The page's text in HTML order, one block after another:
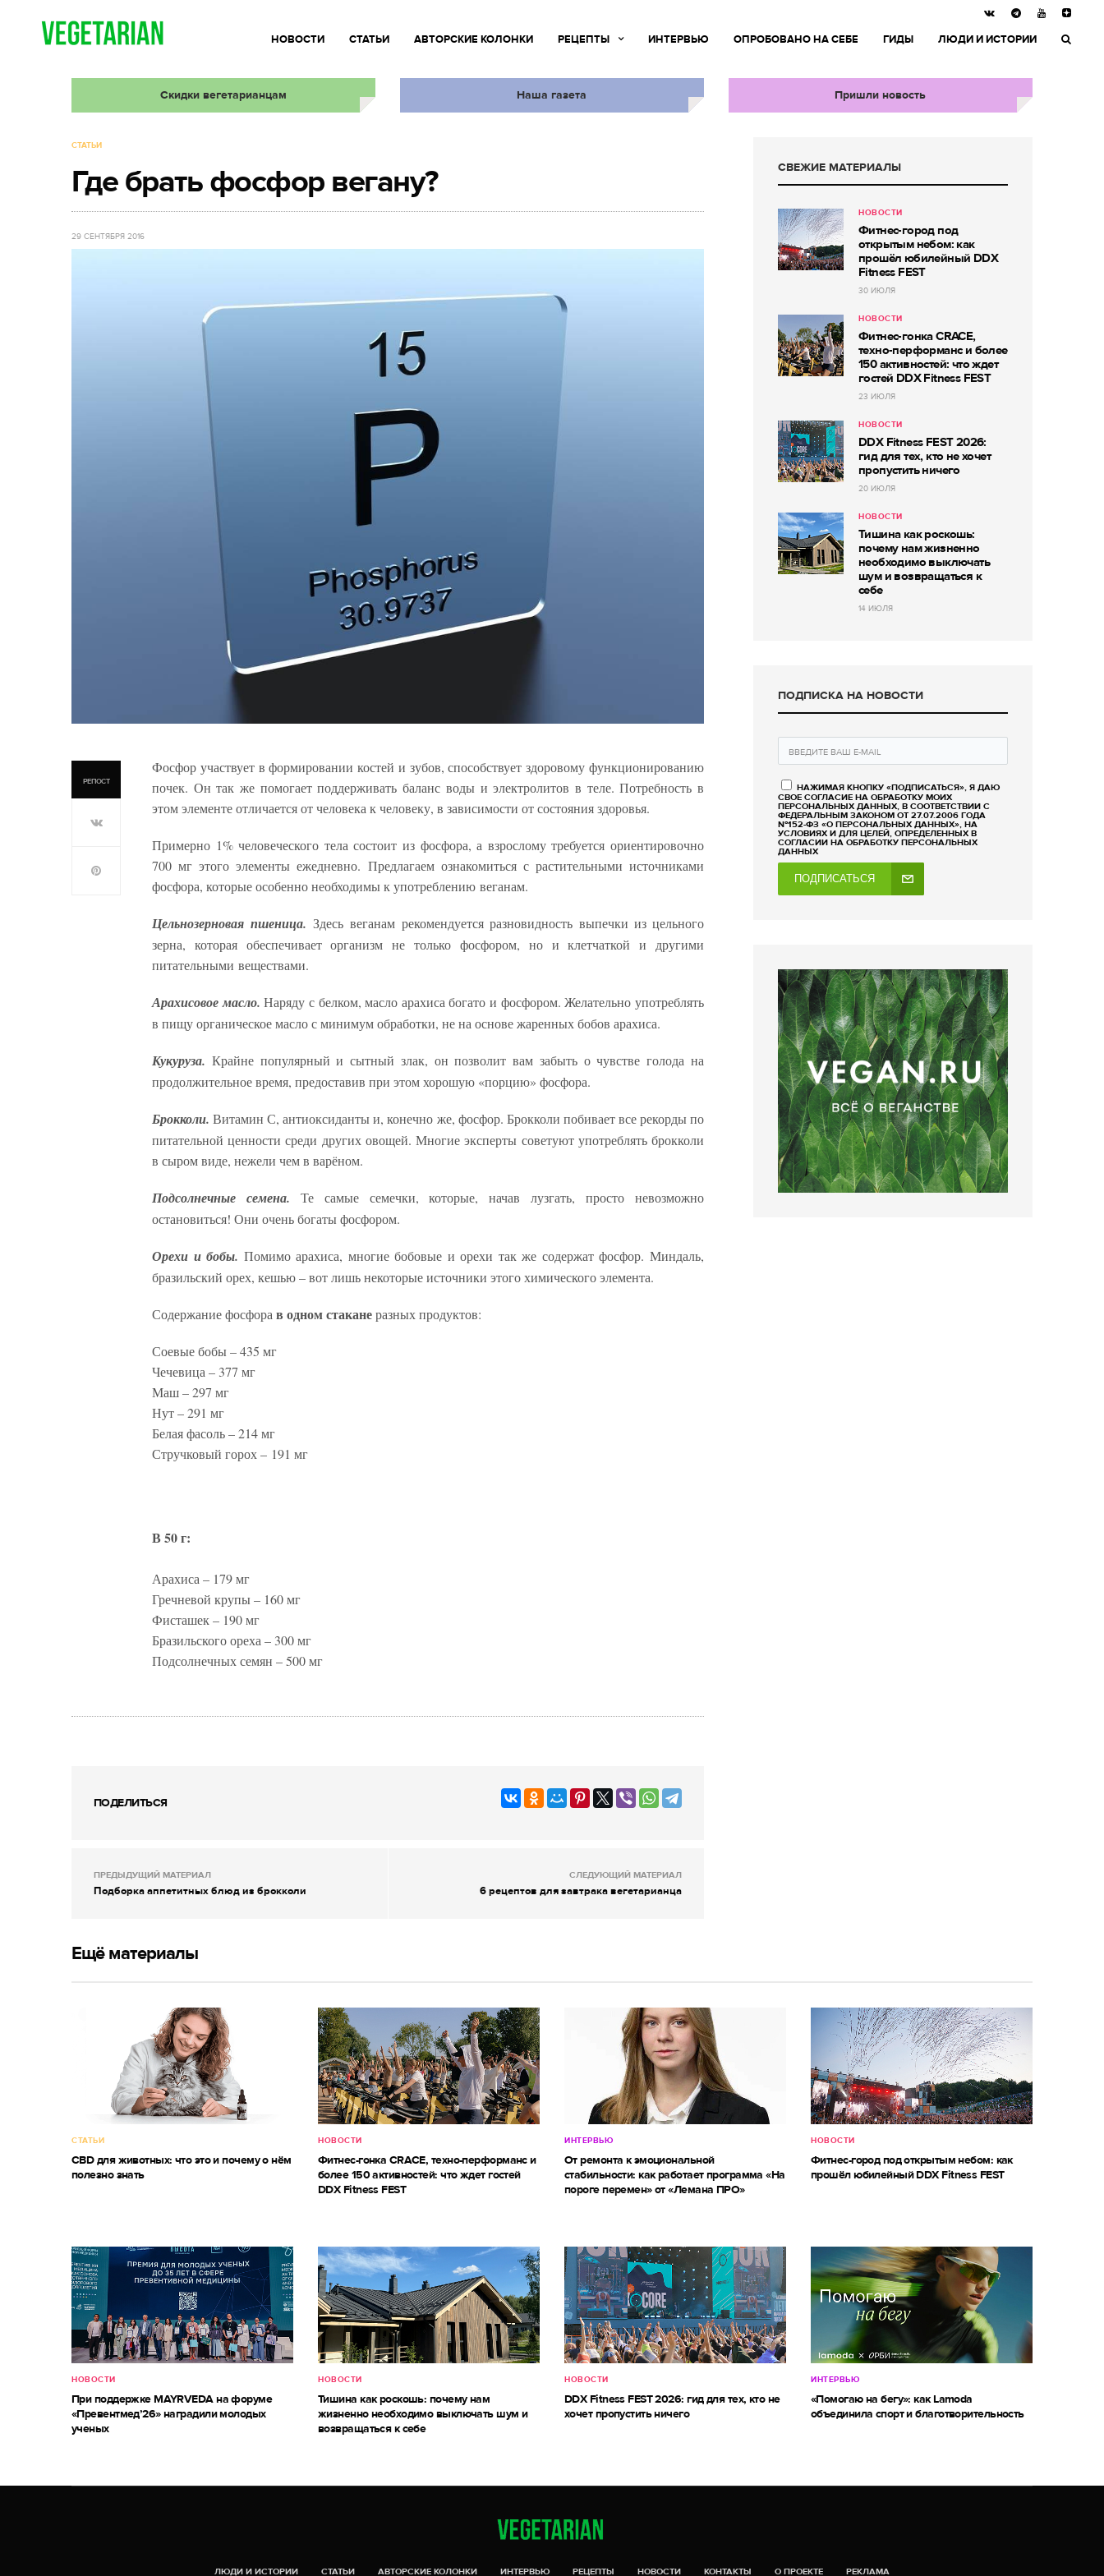
НОВОСТИ СТАТЬИ АВТОРСКИЕ КОЛОНКИ РЕЦЕПТЫ ИНТЕРВЬЮ ОПРОБОВАНО НА СЕБЕ ГИДЫ ЛЮДИ И ИСТОРИИ
Скидки вегетарианцам Наша газета Пришли новость
СТАТЬИ
Где брать фосфор вегану?
29 СЕНТЯБРЯ 2016
РЕПОСТ
Фосфор участвует в формировании костей и зубов, способствует здоровому функционированию
почек. Он так же помогает поддерживать баланс воды и электролитов в теле. Потребность в
этом элементе отличается от человека к человеку, в зависимости от состояния здоровья.
Примерно 1% человеческого тела состоит из фосфора, а взрослому требуется ориентировочно
700 мг этого элементы ежедневно. Предлагаем ознакомиться с растительными источниками
фосфора, которые особенно необходимы к употреблению веганам.
Цельнозерновая пшеница. Здесь веганам рекомендуется разновидность выпечки из цельного
зерна, которая обеспечивает организм не только фосфором, но и клетчаткой и другими
питательными веществами.
Арахисовое масло. Наряду с белком, масло арахиса богато и фосфором. Желательно употреблять
в пищу органическое масло с минимум обработки, не на основе жаренных бобов арахиса.
Кукуруза. Крайне популярный и сытный злак, он позволит вам забыть о чувстве голода на
продолжительное время, предоставив при этом хорошую «порцию» фосфора.
Брокколи. Витамин С, антиоксиданты и, конечно же, фосфор. Брокколи побивает все рекорды по
питательной ценности среди других овощей. Многие эксперты советуют употреблять брокколи
в сыром виде, нежели чем в варёном.
Подсолнечные семена. Те самые семечки, которые, начав лузгать, просто невозможно
остановиться! Они очень богаты фосфором.
Орехи и бобы. Помимо арахиса, многие бобовые и орехи так же содержат фосфор. Миндаль,
бразильский орех, кешью – вот лишь некоторые источники этого химического элемента.
Содержание фосфора в одном стаканеразных продуктов:
Соевые бобы – 435 мг
Чечевица – 377 мг
Маш – 297 мг
Нут – 291 мг
Белая фасоль – 214 мг
Стручковый горох – 191 мг
В 50 г:
Арахиса – 179 мг
Гречневой крупы – 160 мг
Фисташек – 190 мг
Бразильского ореха – 300 мг
Подсолнечных семян – 500 мг
ПОДЕЛИТЬСЯ
ПРЕДЫДУЩИЙ МАТЕРИАЛ
Подборка аппетитных блюд из брокколи
СЛЕДУЮЩИЙ МАТЕРИАЛ
6 рецептов для завтрака вегетарианца
СВЕЖИЕ МАТЕРИАЛЫ
НОВОСТИ
Фитнес-город под
открытым небом: как
прошёл юбилейный DDX
Fitness FEST
30 ИЮЛЯ
НОВОСТИ
Фитнес-гонка CRACE,
техно-перформанс и более
150 активностей: что ждет
гостей DDX Fitness FEST
23 ИЮЛЯ
НОВОСТИ
DDX Fitness FEST 2026:
гид для тех, кто не хочет
пропустить ничего
20 ИЮЛЯ
НОВОСТИ
Тишина как роскошь:
почему нам жизненно
необходимо выключать
шум и возвращаться к
себе
14 ИЮЛЯ
ПОДПИСКА НА НОВОСТИ
НАЖИМАЯ КНОПКУ «ПОДПИСАТЬСЯ», Я ДАЮ
СВОЕ СОГЛАСИЕ НА ОБРАБОТКУ МОИХ
ПЕРСОНАЛЬНЫХ ДАННЫХ, В СООТВЕТСТВИИ С
ФЕДЕРАЛЬНЫМ ЗАКОНОМ ОТ 27.07.2006 ГОДА
№152-ФЗ «О ПЕРСОНАЛЬНЫХ ДАННЫХ», НА
УСЛОВИЯХ И ДЛЯ ЦЕЛЕЙ, ОПРЕДЕЛЕННЫХ В
СОГЛАСИИ НА ОБРАБОТКУ ПЕРСОНАЛЬНЫХ
ДАННЫХ
ПОДПИСАТЬСЯ
Ещё материалы
СТАТЬИ
CBD для животных: что это и почему о нём
полезно знать
НОВОСТИ
Фитнес-гонка CRACE, техно-перформанс и
более 150 активностей: что ждет гостей
DDX Fitness FEST
ИНТЕРВЬЮ
От ремонта к эмоциональной
стабильности: как работает программа «На
пороге перемен» от «Лемана ПРО»
НОВОСТИ
Фитнес-город под открытым небом: как
прошёл юбилейный DDX Fitness FEST
НОВОСТИ
При поддержке MAYRVEDA на форуме
«Превентмед’26» наградили молодых
ученых
НОВОСТИ
Тишина как роскошь: почему нам
жизненно необходимо выключать шум и
возвращаться к себе
НОВОСТИ
DDX Fitness FEST 2026: гид для тех, кто не
хочет пропустить ничего
ИНТЕРВЬЮ
«Помогаю на бегу»: как Lamoda
объединила спорт и благотворительность
ЛЮДИ И ИСТОРИИ СТАТЬИ АВТОРСКИЕ КОЛОНКИ ИНТЕРВЬЮ РЕЦЕПТЫ НОВОСТИ КОНТАКТЫ О ПРОЕКТЕ РЕКЛАМА